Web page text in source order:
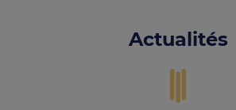
Actualités